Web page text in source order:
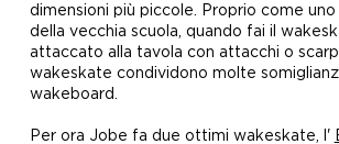
dimensioni più piccole. Proprio come
della vecchia scuola, quando fai il
attaccato alla tavola con attacchi o
wakeskate condividono molte
wakeboard.
Per ora Jobe fa due ottimi wakeskate, l'